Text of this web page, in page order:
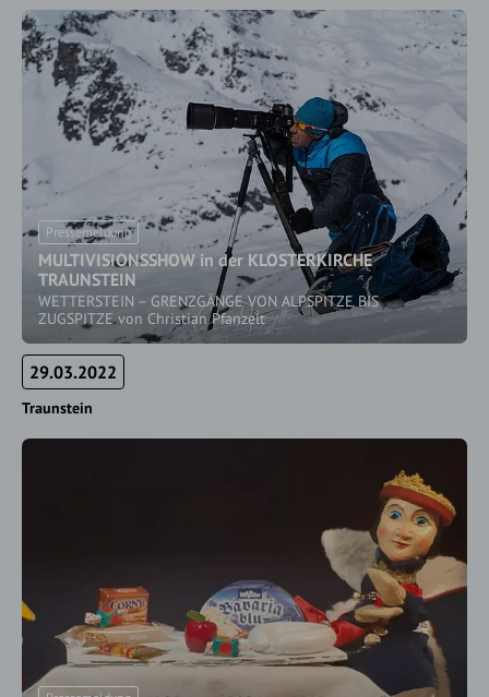
Pressemeldung
MULTIVISIONSSHOW in der KLOSTERKIRCHE
TRAUNSTEIN
WETTERSTEIN – GRENZGÄNGE VON ALPSPITZE BIS
ZUGSPITZE von Christian Pfanzelt
29.03.2022
Traunstein